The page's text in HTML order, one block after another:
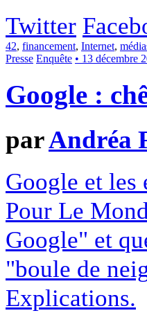
Twitter
42, financement, Internet,
Presse Enquête • 13 décembre
Google :
parAndréa
Google et les
Pour Le
Google" et
"boule de
Explications.